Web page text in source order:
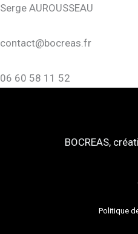
Serge AUROUSSEAU
contact@bocreas.fr
06 60 58 11 52
BOCREAS,
Politique